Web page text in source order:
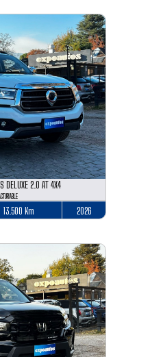
DELUXE 2.0 AT 4X4
13.500 Km 2026